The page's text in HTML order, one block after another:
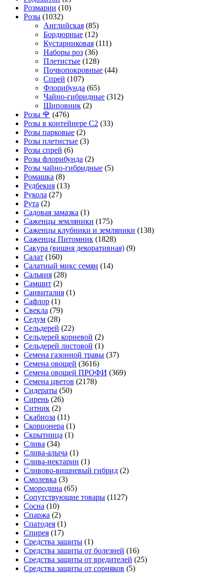
Розмарин (10)
Розы (1032)
Английская (85)
Бордюрные (12)
Кустарниковая (111)
Наборы роз (36)
Плетистые (128)
Почвопокровные (44)
Спрей (107)
Флорибунда (65)
Чайно-гибридные (312)
Шиповник (2)
Розы 🌹 (476)
Розы в контейнере С2 (33)
Розы парковые (2)
Розы плетистые (3)
Розы спрей (6)
Розы флорибунда (2)
Розы чайно-гибридные (5)
Ромашка (8)
Рудбекия (13)
Рукола (27)
Рута (2)
Садовая замазка (1)
Саженцы земляники (175)
Саженцы клубники и земляники (138)
Саженцы Питомник (1828)
Сакура (вишня декоративная) (9)
Салат (160)
Салатный микс семян (14)
Сальвия (28)
Самшит (2)
Санвиталия (1)
Сафлор (1)
Свекла (79)
Седум (28)
Сельдерей (22)
Сельдерей корневой (2)
Сельдерей листовой (1)
Семена газонной травы (37)
Семена овощей (3616)
Семена овощей ПРОФИ (369)
Семена цветов (2178)
Сидераты (50)
Сирень (26)
Ситник (2)
Скабиоза (11)
Скорцонера (1)
Скрытница (1)
Слива (34)
Слива-алыча (1)
Слива-нектарин (1)
Сливово-вишневый гибрид (2)
Смолевка (3)
Смородина (65)
Сопутствующие товары (1127)
Сосна (10)
Спаржа (2)
Спатодея (1)
Спирея (17)
Средства защиты (1)
Средства защиты от болезней (16)
Средства защиты от вредителей (25)
Средства защиты от сорняков (5)